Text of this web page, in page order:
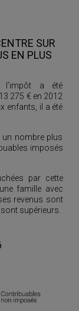
SUR
EN PLUS
l’impôt a été
275 € en 2012
enfants, il a été
un nombre plus
imposés
par cette
famille avec
revenus sont
supérieurs.